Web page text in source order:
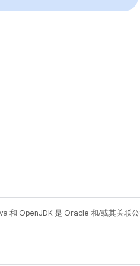
和 OpenJDK 是 Oracle 和/或其关联公